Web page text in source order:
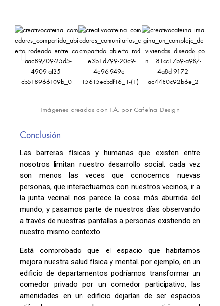
Imágenes creadas con I.A. por Cafeína Design
Conclusión
Las barreras físicas y humanas que existen entre
nosotros limitan nuestro desarrollo social, cada vez
son menos las veces que conocemos nuevas
personas, que interactuamos con nuestros vecinos, ir a
la junta vecinal nos parece la cosa más aburrida del
mundo, y pasamos parte de nuestros días observando
a través de nuestras pantallas a personas existiendo en
nuestro mismo contexto.
Está comprobado que el espacio que habitamos
mejora nuestra salud física y mental, por ejemplo, en un
edificio de departamentos podríamos transformar un
comedor privado por un comedor participativo, las
amenidades en un edificio dejarían de ser espacios